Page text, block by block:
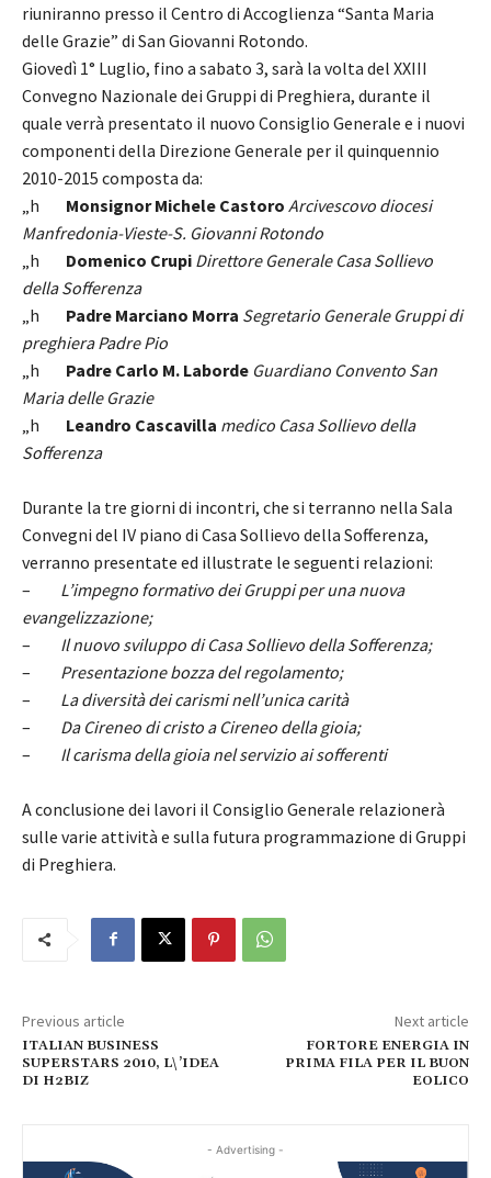
riuniranno presso il Centro di Accoglienza “Santa Maria
delle Grazie” di San Giovanni Rotondo.
Giovedì 1° Luglio, fino a sabato 3, sarà la volta del XXIII
Convegno Nazionale dei Gruppi di Preghiera, durante il
quale verrà presentato il nuovo Consiglio Generale e i nuovi
componenti della Direzione Generale per il quinquennio
2010-2015 composta da:
„h Monsignor Michele Castoro Arcivescovo diocesi
Manfredonia-Vieste-S. Giovanni Rotondo
„h Domenico Crupi Direttore Generale Casa Sollievo
della Sofferenza
„h Padre Marciano Morra Segretario Generale Gruppi di
preghiera Padre Pio
„h Padre Carlo M. Laborde Guardiano Convento San
Maria delle Grazie
„h Leandro Cascavilla medico Casa Sollievo della
Sofferenza
Durante la tre giorni di incontri, che si terranno nella Sala
Convegni del IV piano di Casa Sollievo della Sofferenza,
verranno presentate ed illustrate le seguenti relazioni:
– L’impegno formativo dei Gruppi per una nuova
evangelizzazione;
– Il nuovo sviluppo di Casa Sollievo della Sofferenza;
– Presentazione bozza del regolamento;
– La diversità dei carismi nell’unica carità
– Da Cireneo di cristo a Cireneo della gioia;
– Il carisma della gioia nel servizio ai sofferenti
A conclusione dei lavori il Consiglio Generale relazionerà
sulle varie attività e sulla futura programmazione di Gruppi
di Preghiera.
Previous article
ITALIAN BUSINESS
SUPERSTARS 2010, L\’IDEA
DI H2BIZ
Next article
FORTORE ENERGIA IN
PRIMA FILA PER IL BUON
EOLICO
- Advertising -